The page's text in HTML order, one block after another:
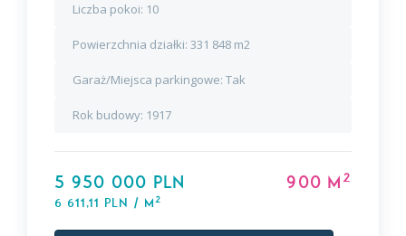
Liczba pokoi: 10
Powierzchnia działki: 331 848 m2
Garaż/Miejsca parkingowe: Tak
Rok budowy: 1917
5 950 000 PLN
6 611,11 PLN / m2
900 m2